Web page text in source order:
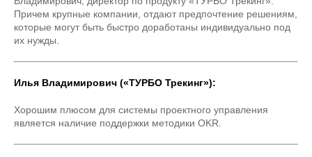
Причем крупные компании, отдают предпочтение решениям,
которые могут быть быстро доработаны индивидуально под
их нужды.
Илья Владимирович («ТУРБО Трекинг»):
Хорошим плюсом для системы проектного управления
является наличие поддержки методики OKR.